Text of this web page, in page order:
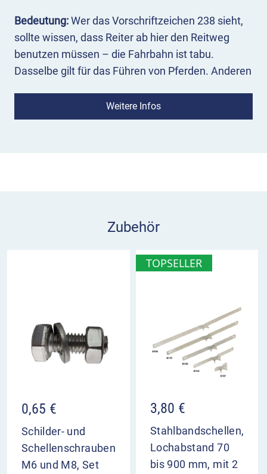
Bedeutung:Wer das Vorschriftzeichen 238 sieht,
sollte wissen, dass Reiter ab hier den Reitweg
benutzen müssen – die Fahrbahn ist tabu.
Dasselbe gilt für das Führen von Pferden. Anderen
Dann müssen diese jedoch Rücksicht auf den
fahren. Das Verkehrsschild 238 wird nur dort
VZ 238 Reitweg im Überblick
es besteht eine Reitwegbenutzungspflicht
Verkehrsverbot für alle Verkehrsarten außer
nicht sofort erkennbar
Weitere Infos
Zubehör
0,65 €
Schilder- und
Schellenschrauben
M6 und M8, Set
TOPSELLER
3,80 €
Stahlbandschellen,
Lochabstand 70
bis 900 mm, mit 2